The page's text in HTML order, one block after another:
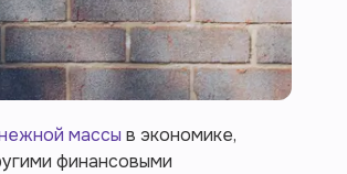
массы в экономике,
финансовыми